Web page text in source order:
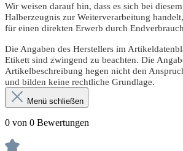
Wir weisen darauf hin, dass es sich bei
Halberzeugnis zur Weiterverarbeitung
für einen direkten Erwerb durch
Die Angaben des Herstellers im
Etikett sind zwingend zu beachten. Die
Artikelbeschreibung hegen nicht den
und bilden keine rechtliche Grundlage.
Menü schließen
0 von 0 Bewertungen